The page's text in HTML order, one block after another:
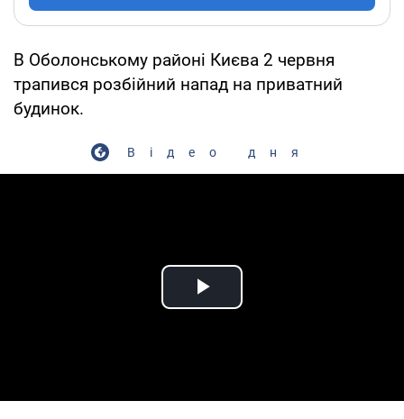
В Оболонському районі Києва 2 червня
трапився розбійний напад на приватний
будинок.
Відео дня
Play Video